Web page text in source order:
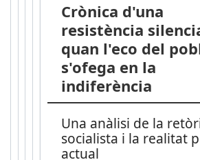
Crònica d'una
resistència
quan l'eco del
s'ofega en la
indiferència
Una anàlisi de la
socialista i la realitat
actual